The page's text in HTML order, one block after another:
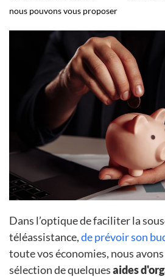
nous pouvons vous proposer
Dans l’optique de faciliter la
téléassistance,de prévoir son
toute vos économies, nous
sélection de quelquesaides